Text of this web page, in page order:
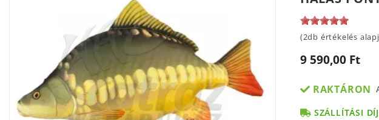
(2db értékelés
9 590,00 Ft
RAKTÁRON
SZÁLLÍTÁSI